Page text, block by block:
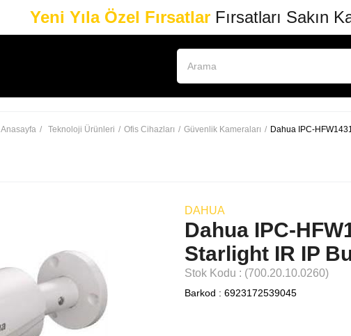
Yeni Yıla Özel FırsatlarFırsatları Sakın
Anasayfa Teknoloji Ürünleri Ofis Cihazları Güvenlik Kameraları Dahua IPC-
DAHUA
Dahua IPC-
Starlight IR IP
Stok Kodu (700.20.10.0260)
Barkod : 6923172539045